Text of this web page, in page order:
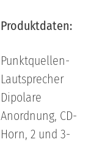
Produktdaten:
Punktquellen-
Lautsprecher
Dipolare
Anordnung, CD-
Horn, 2 und 3-